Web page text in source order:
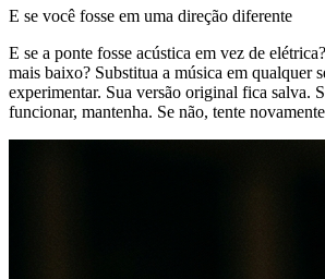
E se você fosse em uma direção diferente
E se a ponte fosse acústica em vez de
mais baixo? Substitua a música em qualquer
experimentar. Sua versão original fica salva.
funcionar, mantenha. Se não, tente